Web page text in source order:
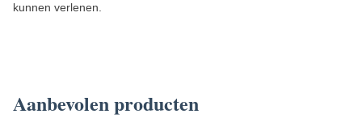
kunnen verlenen.
Aanbevolen producten